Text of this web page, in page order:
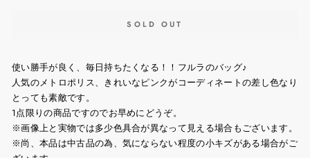
SOLD OUT
使い勝手が良く、毎日持ちたくなる！！フルラのバッグ♪
人気のメトロポリス、きれいなピンクがコーディネートの差し色なり
とっても素敵です。
1点限りの商品ですのでお早めにどうぞ。
※画像上と実物では多少色具合が異なって見える場合もございます。
※尚、本品は中古品の為、気にならない程度の小キズがある場合がご